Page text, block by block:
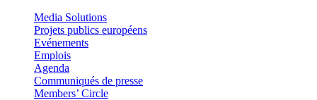
Media Solutions
Projets publics européens
Evénements
Emplois
Agenda
Communiqués de presse
Members’ Circle